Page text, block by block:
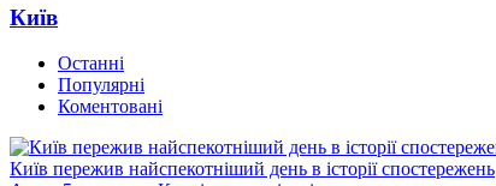
Київ
Останні
Популярні
Коментовані
Київ пережив найспекотніший день в історії спостережень